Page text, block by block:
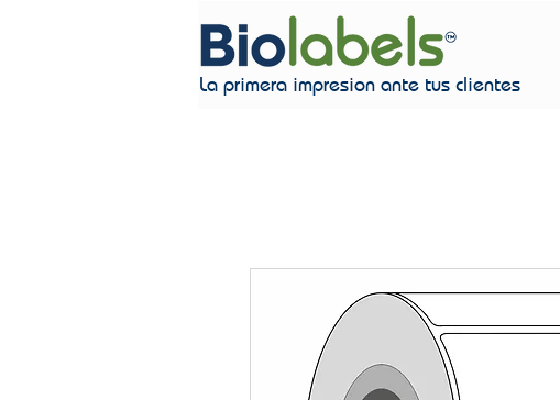
La primera impresion ante tus clientes